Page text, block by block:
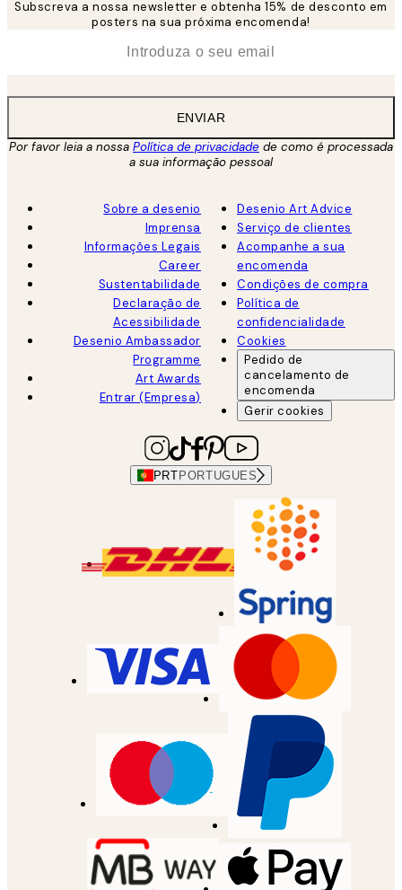
Subscreva a nossa newsletter e obtenha 15% de desconto em
posters na sua próxima encomenda!
ENVIAR
Por favor leia a nossa Política de privacidade de como é processada
a sua informação pessoal
Sobre a desenio
Imprensa
Informações Legais
Career
Sustentabilidade
Declaração de
Acessibilidade
Desenio Ambassador
Programme
Art Awards
Entrar (Empresa)
Desenio Art Advice
Serviço de clientes
Acompanhe a sua
encomenda
Condições de compra
Política de
confidencialidade
Cookies
Pedido de
cancelamento de
encomenda
Gerir cookies
PRT PORTUGUES